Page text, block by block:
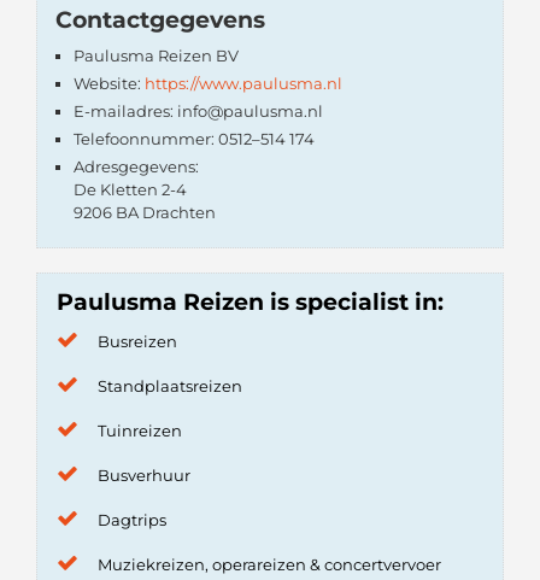
Contactgegevens
Paulusma Reizen BV
Website: https://www.paulusma.nl
E-mailadres: info@paulusma.nl
Telefoonnummer: 0512–514 174
Adresgegevens:
De Kletten 2-4
9206 BA Drachten
Paulusma Reizen is specialist in:
Busreizen
Standplaatsreizen
Tuinreizen
Busverhuur
Dagtrips
Muziekreizen, operareizen & concertvervoer